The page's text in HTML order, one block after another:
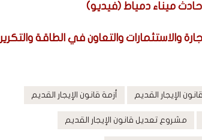
ميناء دمياط (فيديو)
والاستثمارات والتعاون في الطاقة والتكرير
الإيجار القديم أزمة قانون الإيجار القديم
مشروع تعديل قانون الإيجار القديم